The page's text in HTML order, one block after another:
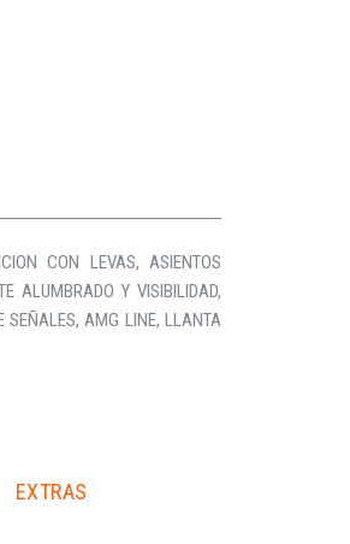
CON LEVAS, ASIENTOS
ALUMBRADO Y VISIBILIDAD,
SEÑALES, AMG LINE, LLANTA
EXTRAS